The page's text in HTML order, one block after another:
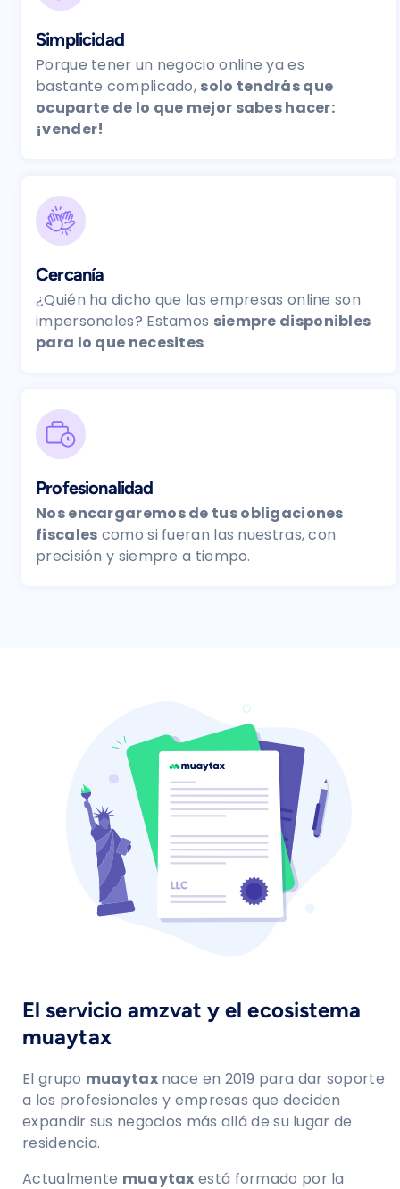
Simplicidad
Porque tener un negocio online ya es
bastante complicado, solo tendrás que
ocuparte de lo que mejor sabes hacer:
¡vender!
Cercanía
¿Quién ha dicho que las empresas online son
impersonales? Estamos siempre disponibles
para lo que necesites
Profesionalidad
Nos encargaremos de tus obligaciones
fiscales como si fueran las nuestras, con
precisión y siempre a tiempo.
El servicio amzvat y el ecosistema
muaytax
El grupo muaytaxnace en 2019 para dar soporte
a los profesionales y empresas que deciden
expandir sus negocios más allá de su lugar de
residencia.
Actualmente muaytax está formado por la